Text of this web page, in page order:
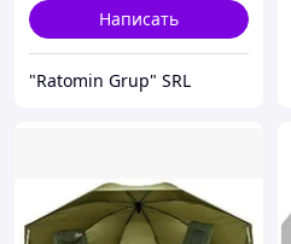
Написать
"Ratomin Grup" SRL